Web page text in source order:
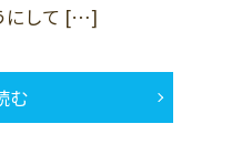
にして […]
む